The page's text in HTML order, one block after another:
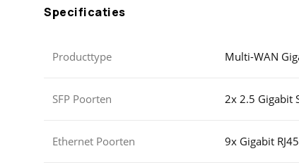
Specificaties
Producttype Multi-WAN
SFP Poorten 2x 2.5 Gigabit
Ethernet Poorten 9x Gigabit